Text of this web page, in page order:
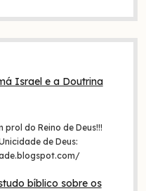
Israel e a Doutrina
do Reino de Deus!!!
de Deus:
bíblico sobre os